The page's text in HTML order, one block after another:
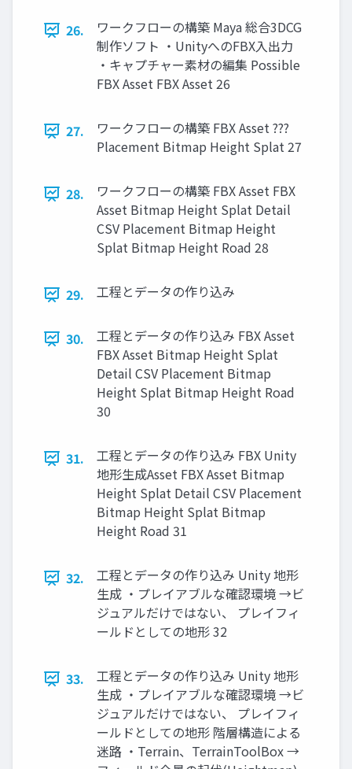
26.
ワークフローの構築 Maya 総合3DCG
制作ソフト ・UnityへのFBX入出力
・キャプチャー素材の編集 Possible
FBX Asset FBX Asset 26
27.
ワークフローの構築 FBX Asset ???
Placement Bitmap Height Splat 27
28.
ワークフローの構築 FBX Asset FBX
Asset Bitmap Height Splat Detail
CSV Placement Bitmap Height
Splat Bitmap Height Road 28
29. 工程とデータの作り込み
30.
工程とデータの作り込み FBX Asset
FBX Asset Bitmap Height Splat
Detail CSV Placement Bitmap
Height Splat Bitmap Height Road
30
31.
工程とデータの作り込み FBX Unity
地形生成Asset FBX Asset Bitmap
Height Splat Detail CSV Placement
Bitmap Height Splat Bitmap
Height Road 31
32.
工程とデータの作り込み Unity 地形
生成 ・プレイアブルな確認環境 →ビ
ジュアルだけではない、 プレイフィ
ールドとしての地形 32
33.
工程とデータの作り込み Unity 地形
生成 ・プレイアブルな確認環境 →ビ
ジュアルだけではない、 プレイフィ
ールドとしての地形 階層構造による
迷路 ・Terrain、TerrainToolBox →